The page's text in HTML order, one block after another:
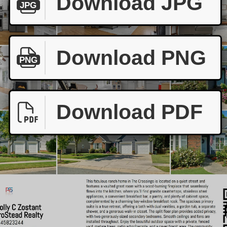
JPG
PNG Download PNG
Download PDF